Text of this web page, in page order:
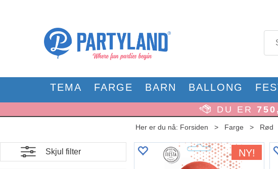
TEMA FARGE BARN BALLONG
DU ER
Her er du nå: Forsiden > Farge > Rød
Skjul filter